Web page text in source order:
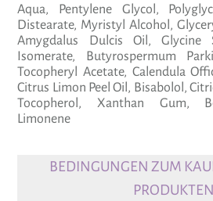
Aqua, Pentylene Glycol,
Distearate, Myristyl Alcohol,
Amygdalus Dulcis Oil, Glycine
Isomerate, Butyrospermum
Tocopheryl Acetate, Calendula
Citrus Limon Peel Oil, Bisabolol,
Tocopherol, Xanthan Gum,
Limonene
BEDINGUNGEN ZUM